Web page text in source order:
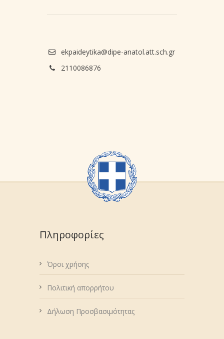
ekpaideytika@dipe-anatol.att.sch.gr
2110086876
Πληροφορίες
Όροι χρήσης
Πολιτική απορρήτου
Δήλωση Προσβασιμότητας